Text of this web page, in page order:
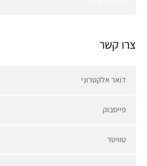
צרו קשר
דואר אלקטרוני
פייסבוק
טוויטר